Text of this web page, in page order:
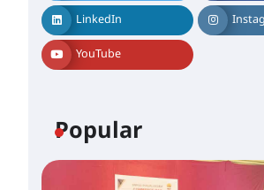
LinkedIn
YouTube
Popular
ഇടത്തരം മഴയ്ക്കും
സാധ്യത
4.4 മില്ലി മീറ്റർ മഴ
August 6, 2026
സ്വദേശി ആതിര
പൊരുതി
August 5, 2026